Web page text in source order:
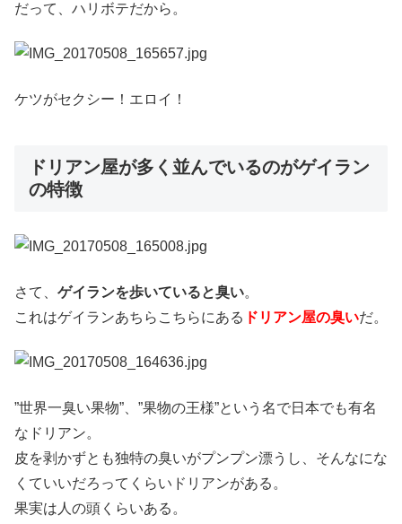
だって、ハリボテだから。
ケツがセクシー！エロイ！
ドリアン屋が多く並んでいるのがゲイラン
の特徴
さて、 ゲイランを歩いていると臭い。
これはゲイランあちらこちらにある ドリアン屋の臭いだ。
”世界一臭い果物”、”果物の王様”という名で日本でも有名
なドリアン。
皮を剥かずとも独特の臭いがプンプン漂うし、そんなにな
くていいだろってくらいドリアンがある。
果実は人の頭くらいある。